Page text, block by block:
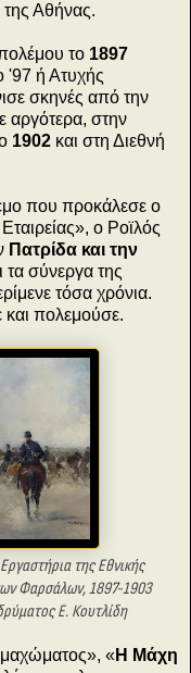
Αθήνας.
το 1897
'97 ή Ατυχής
σκηνές από την
αργότερα, στην
1902 και στη Διεθνή
που προκάλεσε ο
ο Ροϊλός
Πατρίδα και την
τα σύνεργα της
τόσα χρόνια.
και πολεμούσε.
της Εθνικής
Φαρσάλων, 1897-1903
Ε. Κουτλίδη
«Η Μάχη